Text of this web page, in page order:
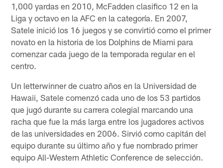
1,000 yardas en 2010, McFadden clasifico 12 en la
Liga y octavo en la AFC en la categoría. En 2007,
Satele inició los 16 juegos y se convirtió como el primer
novato en la historia de los Dolphins de Miami para
comenzar cada juego de la temporada regular en el
centro.
Un letterwinner de cuatro años en la Universidad de
Hawaii, Satele comenzó cada uno de los 53 partidos
que jugó durante su carrera colegial marcando una
racha que fue la más larga entre los jugadores activos
de las universidades en 2006. Sirvió como capitán del
equipo durante su último año y fue nombrado primer
equipo All-Western Athletic Conference de selección.